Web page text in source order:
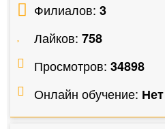
Филиалов: 3
Лайков: 758
Просмотров: 34898
Онлайн обучение: Нет